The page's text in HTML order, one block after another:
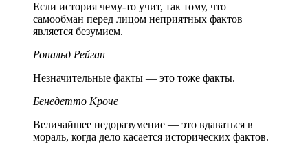
Если история чему-то учит, так тому, что
самообман перед лицом неприятных фактов
является безумием.
Рональд Рейган
Незначительные факты — это тоже факты.
Бенедетто Кроче
Величайшее недоразумение — это вдаваться в
мораль, когда дело касается исторических фактов.